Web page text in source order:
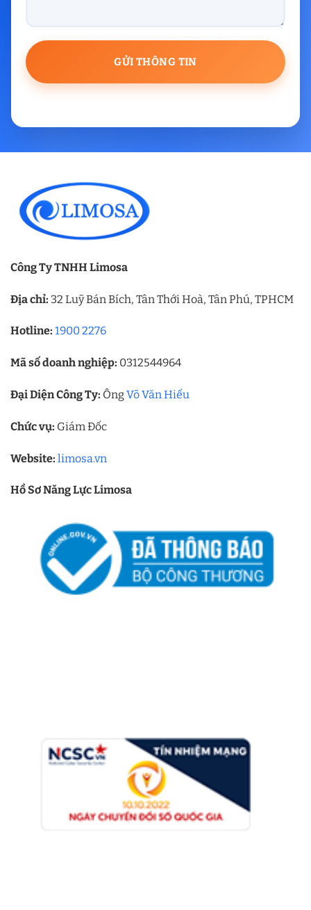
Công Ty TNHH Limosa
Địa chỉ: 32 Luỹ Bán Bích, Tân Thới Hoà, Tân Phú, TPHCM
Hotline: 1900 2276
Mã số doanh nghiệp: 0312544964
Đại Diện Công Ty: ÔngVõ Văn Hiếu
Chức vụ: Giám Đốc
Website: limosa.vn
Hồ Sơ Năng Lực Limosa